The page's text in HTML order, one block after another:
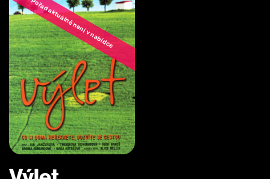
Pořad aktuálně není v nabídce